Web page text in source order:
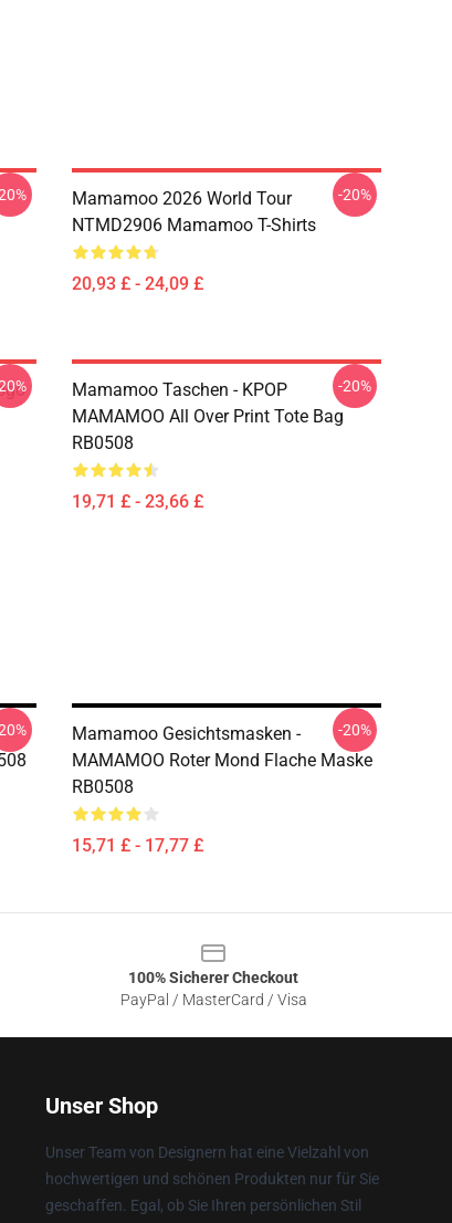
Mamamoo 2026 World Tour
NTMD2906 Mamamoo T-Shirts
20,93 £ - 24,09 £
-20%
Mamamoo Taschen - KPOP
MAMAMOO All Over Print Tote Bag
RB0508
19,71 £ - 23,66 £
-20%
Mamamoo Gesichtsmasken -
MAMAMOO Roter Mond Flache Maske
RB0508
15,71 £ - 17,77 £
-20%
100% Sicherer Checkout
PayPal / MasterCard / Visa
Unser Shop
Unser Team von Designern hat eine Vielzahl von
hochwertigen und schönen Produkten nur für Sie
geschaffen. Egal, ob Sie Ihren persönlichen Stil